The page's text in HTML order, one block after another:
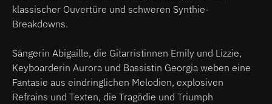
klassischer Ouvertüre und schweren Synthie-
Breakdowns.
Sängerin Abigaille, die Gitarristinnen Emily und Lizzie,
Keyboarderin Aurora und Bassistin Georgia weben eine
Fantasie aus eindringlichen Melodien, explosiven
Refrains und Texten, die Tragödie und Triumph